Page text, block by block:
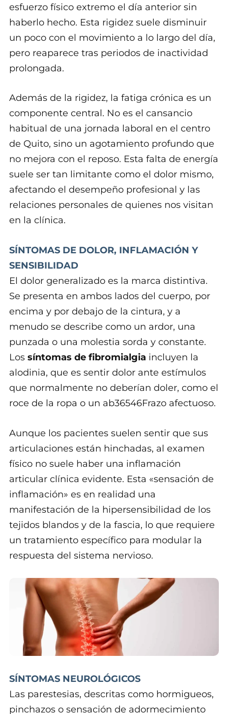
esfuerzo físico extremo el día anterior sin
haberlo hecho. Esta rigidez suele disminuir
un poco con el movimiento a lo largo del día,
pero reaparece tras periodos de inactividad
prolongada.
Además de la rigidez, la fatiga crónica es un
componente central. No es el cansancio
habitual de una jornada laboral en el centro
de Quito, sino un agotamiento profundo que
no mejora con el reposo. Esta falta de energía
suele ser tan limitante como el dolor mismo,
afectando el desempeño profesional y las
relaciones personales de quienes nos visitan
en la clínica.
SÍNTOMAS DE DOLOR, INFLAMACIÓN Y
SENSIBILIDAD
El dolor generalizado es la marca distintiva.
Se presenta en ambos lados del cuerpo, por
encima y por debajo de la cintura, y a
menudo se describe como un ardor, una
punzada o una molestia sorda y constante.
Los síntomas de fibromialgia incluyen la
alodinia, que es sentir dolor ante estímulos
que normalmente no deberían doler, como el
roce de la ropa o un ab36546Frazo afectuoso.
Aunque los pacientes suelen sentir que sus
articulaciones están hinchadas, al examen
físico no suele haber una inflamación
articular clínica evidente. Esta «sensación de
inflamación» es en realidad una
manifestación de la hipersensibilidad de los
tejidos blandos y de la fascia, lo que requiere
un tratamiento específico para modular la
respuesta del sistema nervioso.
SÍNTOMAS NEUROLÓGICOS
Las parestesias, descritas como hormigueos,
pinchazos o sensación de adormecimiento